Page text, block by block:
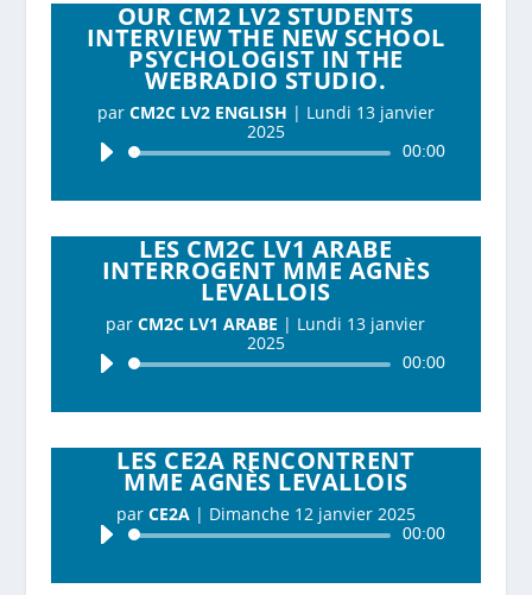
OUR CM2 LV2 STUDENTS
INTERVIEW THE NEW SCHOOL
PSYCHOLOGIST IN THE
WEBRADIO STUDIO.
par CM2C LV2 ENGLISH | Lundi 13 janvier
2025
Lecteur
00:00
LES CM2C LV1 ARABE
INTERROGENT MME AGNÈS
LEVALLOIS
parCM2C LV1 ARABE | Lundi 13 janvier
2025
Lecteur
00:00
LES CE2A RENCONTRENT
MME AGNÈS LEVALLOIS
par CE2A| Dimanche 12 janvier 2025
Lecteur
00:00